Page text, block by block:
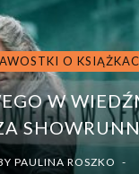
O
W
PAULINA ROSZKO